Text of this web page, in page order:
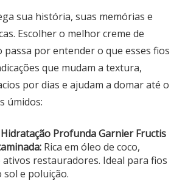
sua história, suas memórias e
Escolher o melhor creme de
passa por entender o que esses fios
que mudam a textura,
por dias e ajudam a domar até o
úmidos:
Profunda Garnier Fructis
Rica em óleo de coco,
ativos restauradores. Ideal para fios
e poluição.